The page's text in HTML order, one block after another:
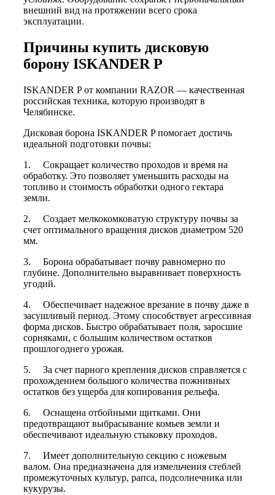
внешний вид на протяжении всего срока
эксплуатации.
Причины купить дисковую
борону ISKANDER P
ISKANDER P от компании RAZOR — качественная
российская техника, которую производят в
Челябинске.
Дисковая борона ISKANDER P помогает достичь
идеальной подготовки почвы:
1. Сокращает количество проходов и время на
обработку. Это позволяет уменьшить расходы на
топливо и стоимость обработки одного гектара
земли.
2. Создает мелкокомковатую структуру почвы за
счет оптимального вращения дисков диаметром 520
мм.
3. Борона обрабатывает почву равномерно по
глубине. Дополнительно выравнивает поверхность
угодий.
4. Обеспечивает надежное врезание в почву даже в
засушливый период. Этому способствует агрессивная
форма дисков. Быстро обрабатывает поля, заросшие
сорняками, с большим количеством остатков
прошлогоднего урожая.
5. За счет парного крепления дисков справляется с
прохождением большого количества пожнивных
остатков без ущерба для копирования рельефа.
6. Оснащена отбойными щитками. Они
предотвращают выбрасывание комьев земли и
обеспечивают идеальную стыковку проходов.
7. Имеет дополнительную секцию с ножевым
валом. Она предназначена для измельчения стеблей
промежуточных культур, рапса, подсолнечника или
кукурузы.